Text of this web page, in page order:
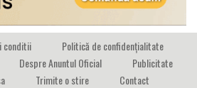
conditii
Politică de confidențialitate
Despre Anuntul Oficial
Publicitate
Trimite o stire Contact